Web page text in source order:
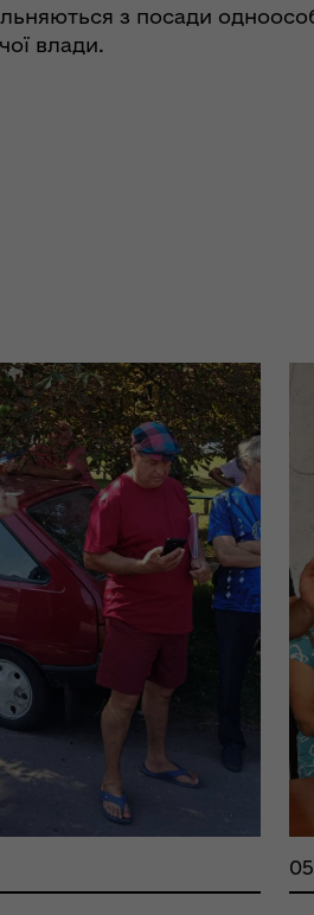
з посади
влади.